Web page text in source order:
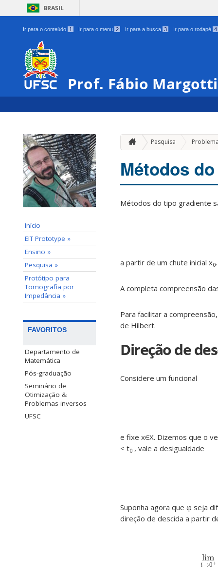
BRASIL
Ir para o conteúdo 1 Ir para o menu 2 Ir para a busca 3 Ir para o rodapé 4
Prof. Fábio Margotti
Início
EIT Prototype »
Ensino »
Pesquisa »
Protótipo para
Tomografia por
Impedância »
FAVORITOS
Departamento de
Matemática
Pós-graduação
Seminário de
Otimização &
Problemas inversos
UFSC
Pesquisa
Métodos
Métodos do tipo gradiente
a partir de um chute inicial x0.
A completa compreensão
Para facilitar a
de Hilbert.
Direção de
Considere um funcional
e fixe x∈X. Dizemos que o
< t0 , vale a desigualdade
Suponha agora que φ seja
direção de descida a partir
lim
t→0+